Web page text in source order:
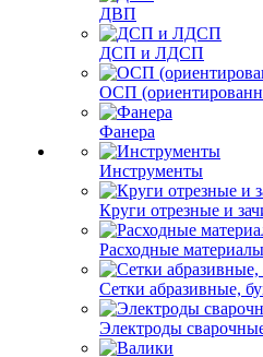
ДВП
ДСП и ЛДСП
ОСП
Фанера
Инструменты
Круги отрезные и
Расходные материалы
Сетки абразивные,
Электроды